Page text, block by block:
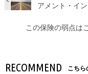
アメント・イ
この保険の弱点は
RECOMMEND こちら